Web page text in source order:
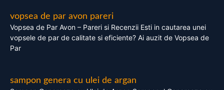
vopsea de par avon pareri
Vopsea de Par Avon – Pareri si Recenzii Esti in cautarea unei
vopsele de par de calitate si eficiente? Ai auzit de Vopsea de
Par
sampon genera cu ulei de argan